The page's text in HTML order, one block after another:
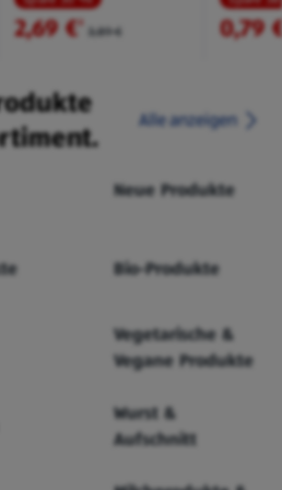
2,69 €² 3,89 € 0,79
Alle anzeigen
Neue Produkte
Bio-Produkte
Vegetarische &
Vegane Produkte
Wurst &
Aufschnitt